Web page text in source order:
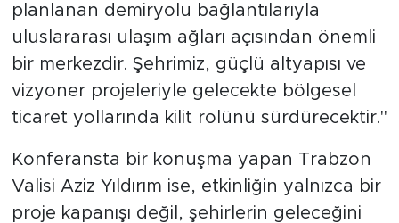
planlanan demiryolu bağlantılarıyla
uluslararası ulaşım ağları açısından önemli
bir merkezdir. Şehrimiz, güçlü altyapısı ve
vizyoner projeleriyle gelecekte bölgesel
ticaret yollarında kilit rolünü sürdürecektir."
Konferansta bir konuşma yapan Trabzon
Valisi Aziz Yıldırım ise, etkinliğin yalnızca bir
proje kapanışı değil, şehirlerin geleceğini